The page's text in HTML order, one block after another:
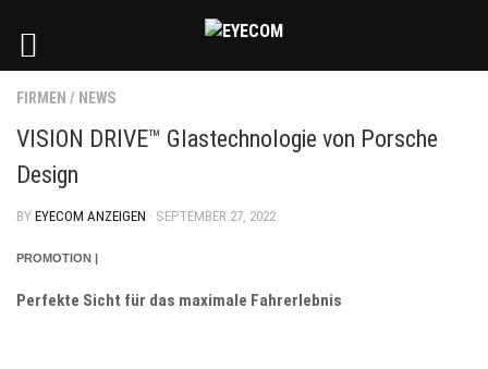
FIRMEN / NEWS
VISION DRIVE™ Glastechnologie von Porsche
Design
BY EYECOM ANZEIGEN · SEPTEMBER 27, 2022
PROMOTION |
Perfekte Sicht für das maximale Fahrerlebnis